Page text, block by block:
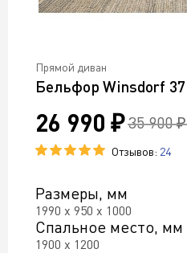
Прямой диван
Бельфор Winsdorf 37
26 990 ₽ 35 900 ₽
Отзывов: 24
Размеры, мм
1990 х 950 х 1000
Спальное место, мм
1900 х 1200